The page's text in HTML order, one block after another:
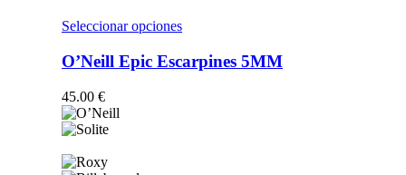
opciones
se
pueden
elegir
Seleccionar opcionesEste
tiene
múltiples
O’Neill Epic Escarpines 5MM
45.00 €